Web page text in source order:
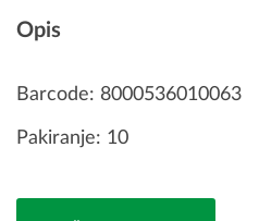
Opis
Barcode: 8000536010063
Pakiranje: 10